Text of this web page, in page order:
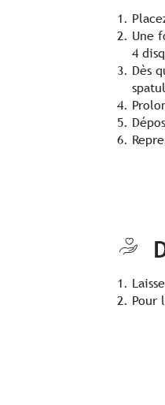
Une
4
Dès
Pour